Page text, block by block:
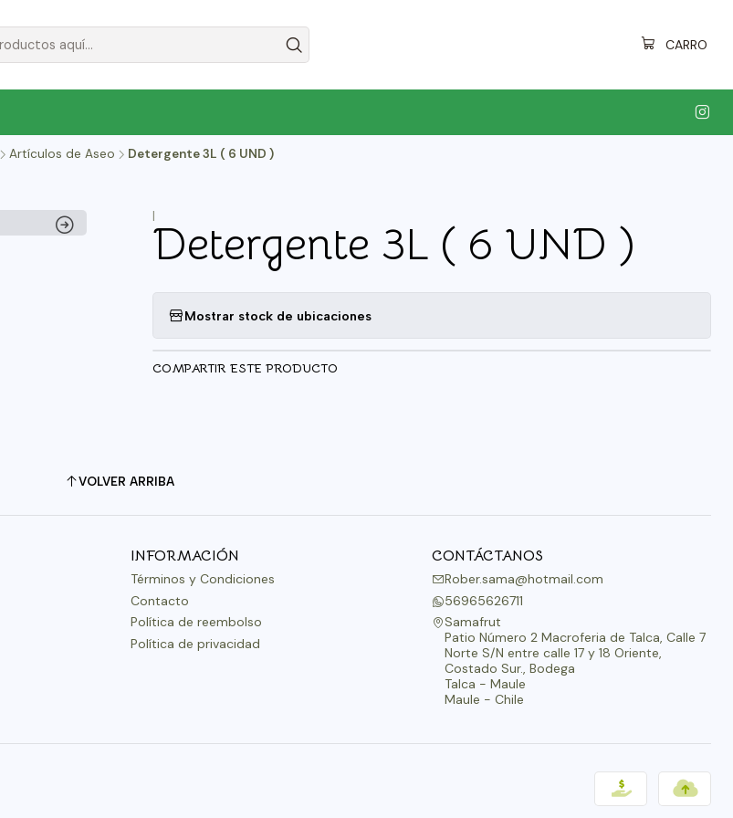
CARRO
Artículos de Aseo Detergente 3L ( 6 UND )
|
Detergente 3L ( 6 UND )
Mostrar stock de ubicaciones
COMPARTIR ESTE PRODUCTO
VOLVER ARRIBA
INFORMACIÓN
Términos y Condiciones
Contacto
Política de reembolso
Política de privacidad
CONTÁCTANOS
Rober.sama@hotmail.com
56965626711
Samafrut
Patio Número 2 Macroferia de Talca, Calle 7
Norte S/N entre calle 17 y 18 Oriente,
Costado Sur., Bodega
Talca - Maule
Maule - Chile